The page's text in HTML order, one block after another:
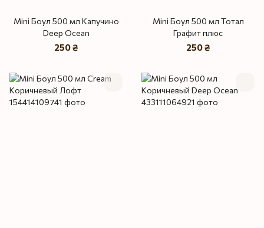
Mini Боул 500 мл Капучино
Deep Ocean
250 ₴
Mini Боул 500 мл Тотал
Графит плюс
250 ₴